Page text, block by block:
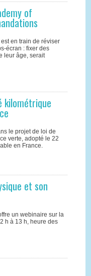
of
est en train de réviser
écran : fixer des
leur âge, serait
kilométrique
le projet de loi de
verte, adopté le 22
en France.
et son
un webinaire sur la
h à 13 h, heure des